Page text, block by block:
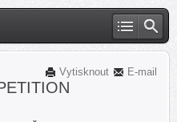
E-mail
Vytisknout